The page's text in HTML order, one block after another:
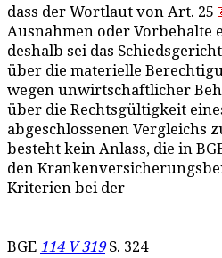
dass der Wortlaut von Art. 25
Ausnahmen oder Vorbehalte
deshalb sei das
über die materielle
wegen unwirtschaftlicher
über die Rechtsgültigkeit
abgeschlossenen Vergleichs
besteht kein Anlass, die in
den
Kriterien bei der
BGE 114 V 319S. 324